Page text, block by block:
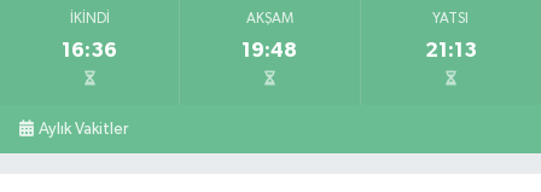
İKINDI
16:36
AKŞAM
19:48
YATSI
21:13
Aylık Vakitler